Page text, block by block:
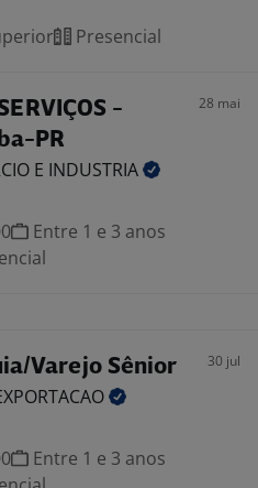
Presencial
-
PR
28 mai
E INDUSTRIA
Entre 1 e 3 anos
Varejo Sênior 30 jul
Entre 1 e 3 anos